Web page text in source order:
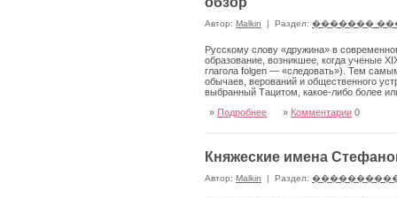
Автор: Malkin | Раздел: �������
Русскому слову «дружина» в
образование, воз­никшее, когда ученые
глагола folgen — «следовать»). Тем
обычаев, верований и общественного
выбранный Тацитом, какое-либо более
» Подробнее » Комментарии 0
Княжеские имена
Автор: Malkin | Раздел: